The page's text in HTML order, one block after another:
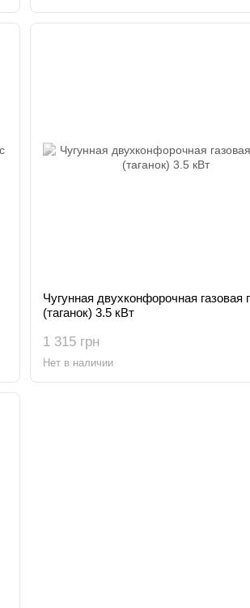
Чугунная двухконфорочная газовая
(таганок) 3.5 кВт
1 315 грн
Нет в наличии